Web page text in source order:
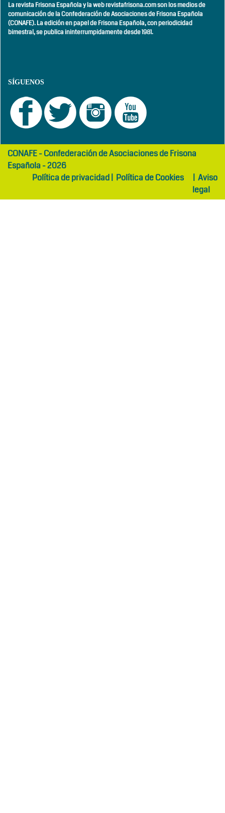
La revista Frisona Española y la web revistafrisona.com son los medios de
comunicación de la Confederación de Asociaciones de Frisona Española
(CONAFE). La edición en papel de Frisona Española, conperiodicidad
bimestral,se publica ininterrumpidamente desde 1981.
SÍGUENOS
girls
abaya
maltepe
otelCONAFE - Confederación de Asociaciones de Frisona
Española - 2026
Política de privacidad| Política de Cookies | Aviso
legal